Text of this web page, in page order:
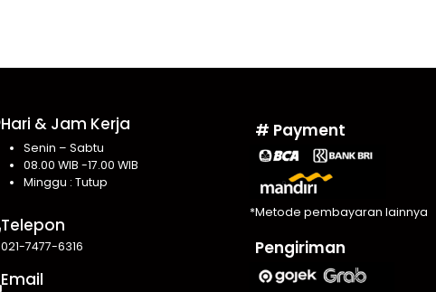
Hari & Jam Kerja
Senin – Sabtu
08.00 WIB -17.00 WIB
Minggu : Tutup
Telepon
021-7477-6316
Email
# Payment
*Metode pembayaran lainnya
Pengiriman